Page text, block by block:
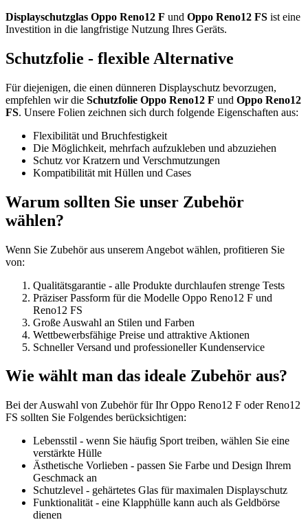
Displayschutzglas Oppo Reno12 F und Oppo Reno12 FS ist eine
Investition in die langfristige Nutzung Ihres Geräts.
Schutzfolie - flexible Alternative
Für diejenigen, die einen dünneren Displayschutz bevorzugen,
empfehlen wir die Schutzfolie Oppo Reno12 F und Oppo Reno12
FS. Unsere Folien zeichnen sich durch folgende Eigenschaften aus:
Flexibilität und Bruchfestigkeit
Die Möglichkeit, mehrfach aufzukleben und abzuziehen
Schutz vor Kratzern und Verschmutzungen
Kompatibilität mit Hüllen und Cases
Warum sollten Sie unser Zubehör
wählen?
Wenn Sie Zubehör aus unserem Angebot wählen, profitieren Sie
von:
Qualitätsgarantie - alle Produkte durchlaufen strenge Tests
Präziser Passform für die Modelle Oppo Reno12 F und
Reno12 FS
Große Auswahl an Stilen und Farben
Wettbewerbsfähige Preise und attraktive Aktionen
Schneller Versand und professioneller Kundenservice
Wie wählt man das ideale Zubehör aus?
Bei der Auswahl von Zubehör für Ihr Oppo Reno12 F oder Reno12
FS sollten Sie Folgendes berücksichtigen:
Lebensstil - wenn Sie häufig Sport treiben, wählen Sie eine
verstärkte Hülle
Ästhetische Vorlieben - passen Sie Farbe und Design Ihrem
Geschmack an
Schutzlevel - gehärtetes Glas für maximalen Displayschutz
Funktionalität - eine Klapphülle kann auch als Geldbörse
dienen